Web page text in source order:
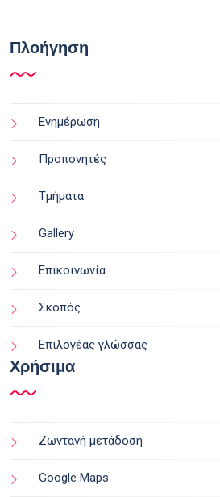
Πλοήγηση
Ενημέρωση
Προπονητές
Τμήματα
Gallery
Επικοινωνία
Σκοπός
Επιλογέας γλώσσας
Χρήσιμα
Ζωντανή μετάδοση
Google Maps